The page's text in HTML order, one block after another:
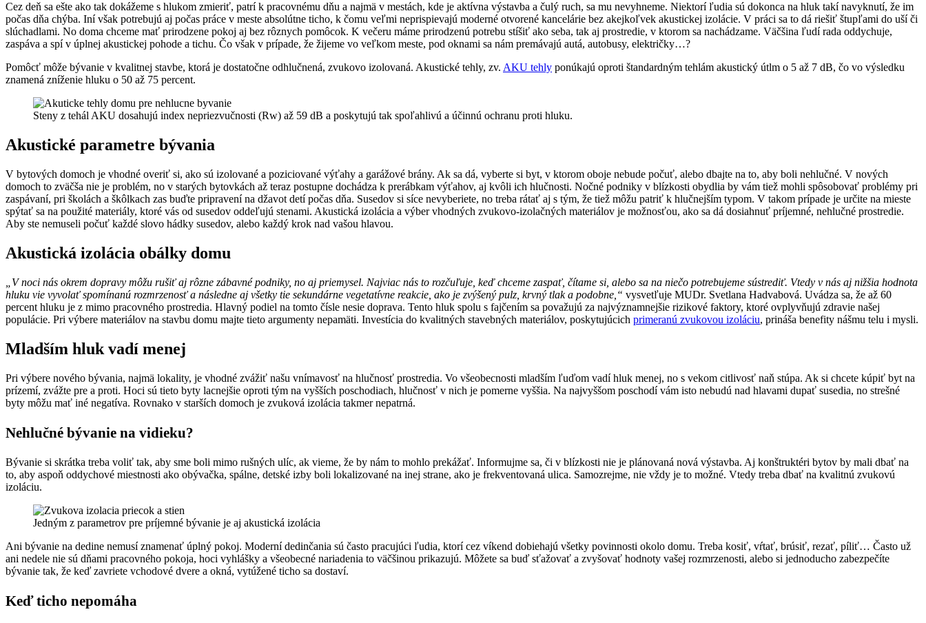
Cez deň sa ešte ako tak dokážeme s hlukom zmieriť, patrí k pracovnému dňu a najmä v mestách, kde je aktívna výstavba a čulý ruch, sa mu nevyhneme. Niektorí ľudia sú dokonca na hluk takí navyknutí, že im
počas dňa chýba. Iní však potrebujú aj počas práce v meste absolútne ticho, k čomu veľmi neprispievajú moderné otvorené kancelárie bez akejkoľvek akustickej izolácie. V práci sa to dá riešiť štupľami do uší či
slúchadlami. No doma chceme mať prirodzene pokoj aj bez rôznych pomôcok. K večeru máme prirodzenú potrebu stíšiť ako seba, tak aj prostredie, v ktorom sa nachádzame. Väčšina ľudí rada oddychuje,
zaspáva a spí v úplnej akustickej pohode a tichu. Čo však v prípade, že žijeme vo veľkom meste, pod oknami sa nám premávajú autá, autobusy, električky…?
Pomôcť môže bývanie v kvalitnej stavbe, ktorá je dostatočne odhlučnená, zvukovo izolovaná. Akustické tehly, zv. AKU tehly ponúkajú oproti štandardným tehlám akustický útlm o 5 až 7 dB, čo vo výsledku
znamená zníženie hluku o 50 až 75 percent.
Steny z tehál AKU dosahujú index nepriezvučnosti (Rw) až 59 dB a poskytujú tak spoľahlivú a účinnú ochranu proti hluku.
Akustické parametre bývania
V bytových domoch je vhodné overiť si, ako sú izolované a poziciované výťahy a garážové brány. Ak sa dá, vyberte si byt, v ktorom oboje nebude počuť, alebo dbajte na to, aby boli nehlučné. V nových
domoch to zväčša nie je problém, no v starých bytovkách až teraz postupne dochádza k prerábkam výťahov, aj kvôli ich hlučnosti. Nočné podniky v blízkosti obydlia by vám tiež mohli spôsobovať problémy pri
zaspávaní, pri školách a škôlkach zas buďte pripravení na džavot detí počas dňa. Susedov si síce nevyberiete, no treba rátať aj s tým, že tiež môžu patriť k hlučnejším typom. V takom prípade je určite na mieste
spýtať sa na použité materiály, ktoré vás od susedov oddeľujú stenami. Akustická izolácia a výber vhodných zvukovo-izolačných materiálov je možnosťou, ako sa dá dosiahnuť príjemné, nehlučné prostredie.
Aby ste nemuseli počuť každé slovo hádky susedov, alebo každý krok nad vašou hlavou.
Akustická izolácia obálky domu
„V noci nás okrem dopravy môžu rušiť aj rôzne zábavné podniky, no aj priemysel. Najviac nás to rozčuľuje, keď chceme zaspať, čítame si, alebo sa na niečo potrebujeme sústrediť. Vtedy v nás aj nižšia hodnota
hluku vie vyvolať spomínanú rozmrzenosť a následne aj všetky tie sekundárne vegetatívne reakcie, ako je zvýšený pulz, krvný tlak a podobne,“ vysvetľuje MUDr. Svetlana Hadvabová. Uvádza sa, že až 60
percent hluku je z mimo pracovného prostredia. Hlavný podiel na tomto čísle nesie doprava. Tento hluk spolu s fajčením sa považujú za najvýznamnejšie rizikové faktory, ktoré ovplyvňujú zdravie našej
populácie. Pri výbere materiálov na stavbu domu majte tieto argumenty nepamäti. Investícia do kvalitných stavebných materiálov, poskytujúcich primeranú zvukovou izoláciu, prináša benefity nášmu telu i mysli.
Mladším hluk vadí menej
Pri výbere nového bývania, najmä lokality, je vhodné zvážiť našu vnímavosť na hlučnosť prostredia. Vo všeobecnosti mladším ľuďom vadí hluk menej, no s vekom citlivosť naň stúpa. Ak si chcete kúpiť byt na
prízemí, zvážte pre a proti. Hoci sú tieto byty lacnejšie oproti tým na vyšších poschodiach, hlučnosť v nich je pomerne vyššia. Na najvyššom poschodí vám isto nebudú nad hlavami dupať susedia, no strešné
byty môžu mať iné negatíva. Rovnako v starších domoch je zvuková izolácia takmer nepatrná.
Nehlučné bývanie na vidieku?
Bývanie si skrátka treba voliť tak, aby sme boli mimo rušných ulíc, ak vieme, že by nám to mohlo prekážať. Informujme sa, či v blízkosti nie je plánovaná nová výstavba. Aj konštruktéri bytov by mali dbať na
to, aby aspoň oddychové miestnosti ako obývačka, spálne, detské izby boli lokalizované na inej strane, ako je frekventovaná ulica. Samozrejme, nie vždy je to možné. Vtedy treba dbať na kvalitnú zvukovú
izoláciu.
Jedným z parametrov pre príjemné bývanie je aj akustická izolácia
Ani bývanie na dedine nemusí znamenať úplný pokoj. Moderní dedinčania sú často pracujúci ľudia, ktorí cez víkend dobiehajú všetky povinnosti okolo domu. Treba kosiť, vŕtať, brúsiť, rezať, píliť… Často už
ani nedele nie sú dňami pracovného pokoja, hoci vyhlášky a všeobecné nariadenia to väčšinou prikazujú. Môžete sa buď sťažovať a zvyšovať hodnoty vašej rozmrzenosti, alebo si jednoducho zabezpečíte
bývanie tak, že keď zavriete vchodové dvere a okná, vytúžené ticho sa dostaví.
Keď ticho nepomáha